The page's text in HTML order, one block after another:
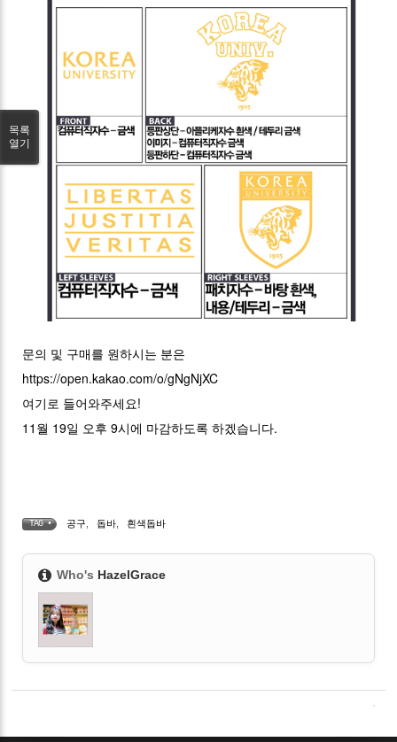
문의 및 구매를 원하시는 분은
https://open.kakao.com/o/gNgNjXC
여기로 들어와주세요!
11월 19일 오후 9시에 마감하도록 하겠습니다.
TAG • 공구 돕바 흰색돕바
Who's HazelGrace
목록
열기